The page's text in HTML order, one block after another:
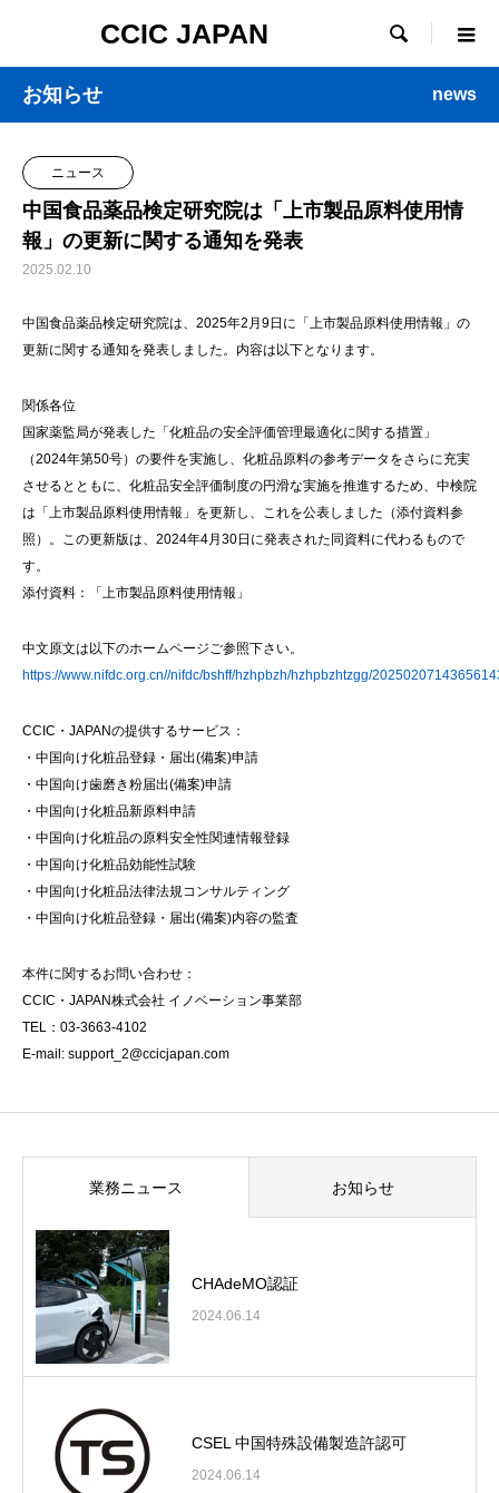
CCIC JAPAN 
お知らせ news
ニュース
中国食品薬品検定研究院は「上市製品原料使用情
報」の更新に関する通知を発表
2025.02.10
中国食品薬品検定研究院は、2025年2月9日に「上市製品原料使用情報」の
更新に関する通知を発表しました。内容は以下となります。
関係各位
国家薬監局が発表した「化粧品の安全評価管理最適化に関する措置」
（2024年第50号）の要件を実施し、化粧品原料の参考データをさらに充実
させるとともに、化粧品安全評価制度の円滑な実施を推進するため、中検院
は「上市製品原料使用情報」を更新し、これを公表しました（添付資料参
照）。この更新版は、2024年4月30日に発表された同資料に代わるもので
す。
添付資料：「上市製品原料使用情報」
中文原文は以下のホームページご参照下さい。
https://www.nifdc.org.cn//nifdc/bshff/hzhpbzh/hzhpbzhtzgg/
CCIC・JAPANの提供するサービス：
・中国向け化粧品登録・届出(備案)申請
・中国向け歯磨き粉届出(備案)申請
・中国向け化粧品新原料申請
・中国向け化粧品の原料安全性関連情報登録
・中国向け化粧品効能性試験
・中国向け化粧品法律法規コンサルティング
・中国向け化粧品登録・届出(備案)内容の監査
本件に関するお問い合わせ：
CCIC・JAPAN株式会社 イノベーション事業部
TEL：03-3663-4102
E-mail: support_2@ccicjapan.com
業務ニュース お知らせ
CHAdeMO認証
2024.06.14
CSEL 中国特殊設備製造許認可
2024.06.14